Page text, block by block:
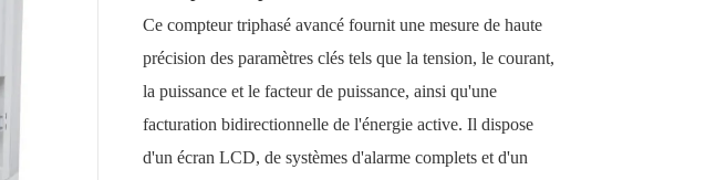
Ce compteur triphasé avancé fournit une mesure de haute
précision des paramètres clés tels que la tension, le courant,
la puissance et le facteur de puissance, ainsi qu'une
facturation bidirectionnelle de l'énergie active. Il dispose
d'un écran LCD, de systèmes d'alarme complets et d'un